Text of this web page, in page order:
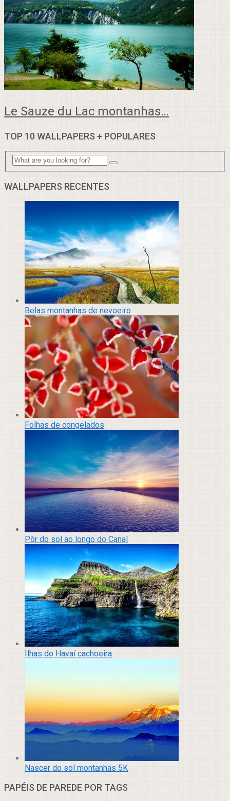
Le Sauze du Lac montanhas…
TOP 10 WALLPAPERS + POPULARES
WALLPAPERS RECENTES
Belas montanhas de nevoeiro
Folhas de congelados
Pôr do sol ao longo do Canal
Ilhas do Havaí cachoeira
Nascer do sol montanhas 5K
PAPÉIS DE PAREDE POR TAGS